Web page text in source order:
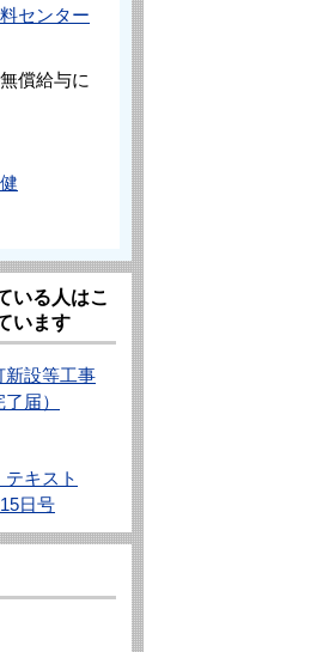
センター
償給与に
いる人はこ
います
新設等工事
届）
キスト
日号